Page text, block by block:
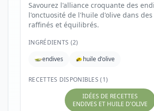
Savourez l'alliance croquante des
l'onctuosité de l'huile d'olive dans
raffinés et équilibrés.
INGRÉDIENTS (2)
endives
huile d'olive
RECETTES DISPONIBLES (1)
IDÉES DE RECETTES
ENDIVES ET HUILE D'OLIVE